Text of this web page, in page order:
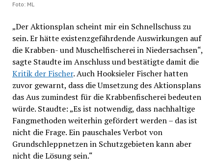
Foto: ML
„Der Aktionsplan scheint mir ein Schnellschuss zu
sein. Er hätte existenzgefährdende Auswirkungen auf
die Krabben- und Muschelfischerei in Niedersachsen“,
sagte Staudte im Anschluss und bestätigte damit die
Kritik der Fischer. Auch Hooksieler Fischer hatten
zuvor gewarnt, dass die Umsetzung des Aktionsplans
das Aus zumindest für die Krabbenfischerei bedeuten
würde. Staudte: „Es ist notwendig, dass nachhaltige
Fangmethoden weiterhin gefördert werden – das ist
nicht die Frage. Ein pauschales Verbot von
Grundschleppnetzen in Schutzgebieten kann aber
nicht die Lösung sein.“